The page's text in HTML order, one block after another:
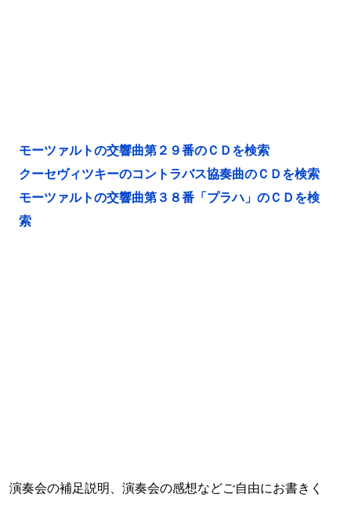
モーツァルトの交響曲第２９番のＣＤを検索
クーセヴィツキーのコントラバス協奏曲のＣＤを検索
モーツァルトの交響曲第３８番「プラハ」のＣＤを検
索
演奏会の補足説明、演奏会の感想などご自由にお書きく